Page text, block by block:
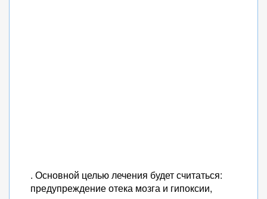
. Основной целью лечения будет считаться:
предупреждение отека мозга и гипоксии,